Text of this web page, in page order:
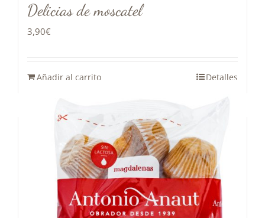
Delicias de moscatel
3,90€
Añadir al carrito Detalles